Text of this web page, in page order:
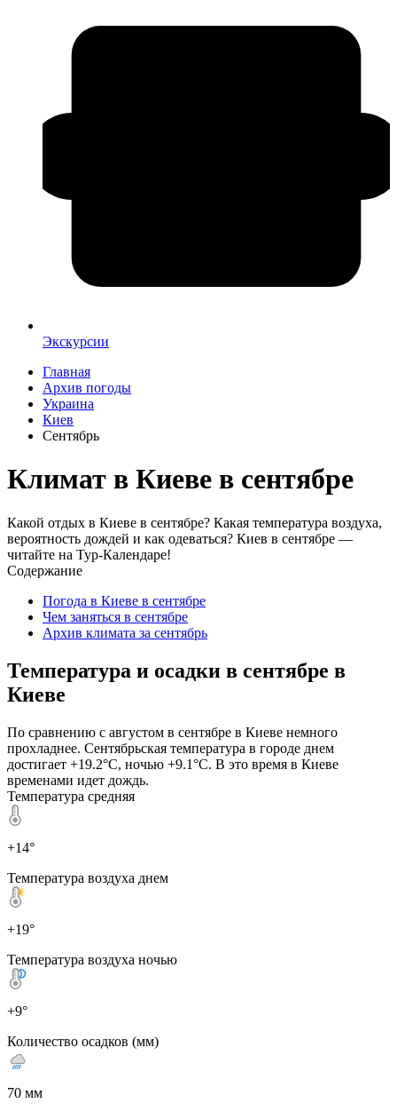
Экскурсии
Главная
Архив погоды
Украина
Киев
Сентябрь
Климат в Киеве в сентябре
Какой отдых в Киеве в сентябре? Какая температура воздуха,
вероятность дождей и как одеваться? Киев в сентябре —
читайте на Тур-Календаре!
Содержание
Погода в Киеве в сентябре
Чем заняться в сентябре
Архив климата за сентябрь
Температура и осадки в сентябре в
Киеве
По сравнению с августом в сентябре в Киеве немного
прохладнее. Сентябрьская температура в городе днем
достигает +19.2°C, ночью +9.1°C. В это время в Киеве
временами идет дождь.
Температура средняя
+14°
Температура воздуха днем
+19°
Температура воздуха ночью
+9°
Количество осадков (мм)
70 мм